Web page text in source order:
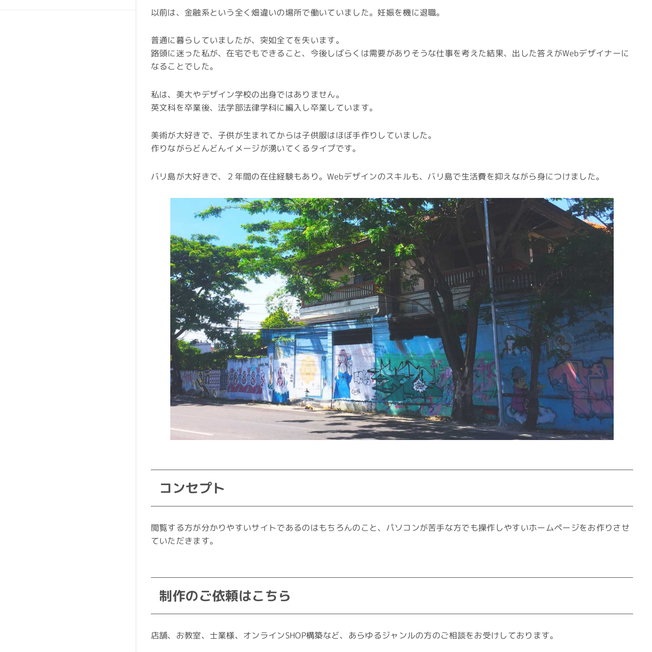
以前は、金融系という全く畑違いの場所で働いていました。妊娠を機に退職。
普通に暮らしていましたが、突如全てを失います。
路頭に迷った私が、在宅でもできること、今後しばらくは需要がありそうな仕事を考えた結果、出した答えがWebデザイナーに
なることでした。
私は、美大やデザイン学校の出身ではありません。
英文科を卒業後、法学部法律学科に編入し卒業しています。
美術が大好きで、子供が生まれてからは子供服はほぼ手作りしていました。
作りながらどんどんイメージが湧いてくるタイプです。
バリ島が大好きで、２年間の在住経験もあり。Webデザインのスキルも、バリ島で生活費を抑えながら身につけました。
コンセプト
閲覧する方が分かりやすいサイトであるのはもちろんのこと、パソコンが苦手な方でも操作しやすいホームページをお作りさせ
ていただきます。
制作のご依頼はこちら
店舗、お教室、士業様、オンラインSHOP構築など、あらゆるジャンルの方のご相談をお受けしております。